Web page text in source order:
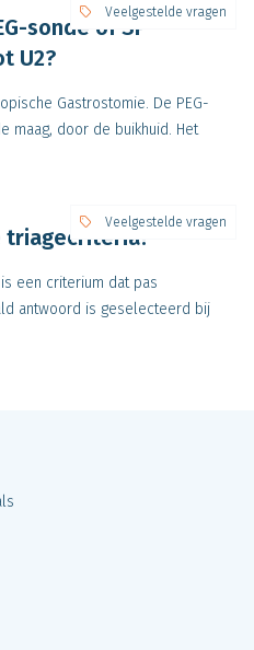
sonde of SP-
U2?
Gastrostomie. De PEG-
maag, door de buikhuid. Het
Veelgestelde vragen
triagecriteria?
een criterium dat pas
antwoord is geselecteerd bij
Veelgestelde vragen